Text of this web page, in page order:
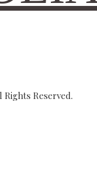
Reserved.